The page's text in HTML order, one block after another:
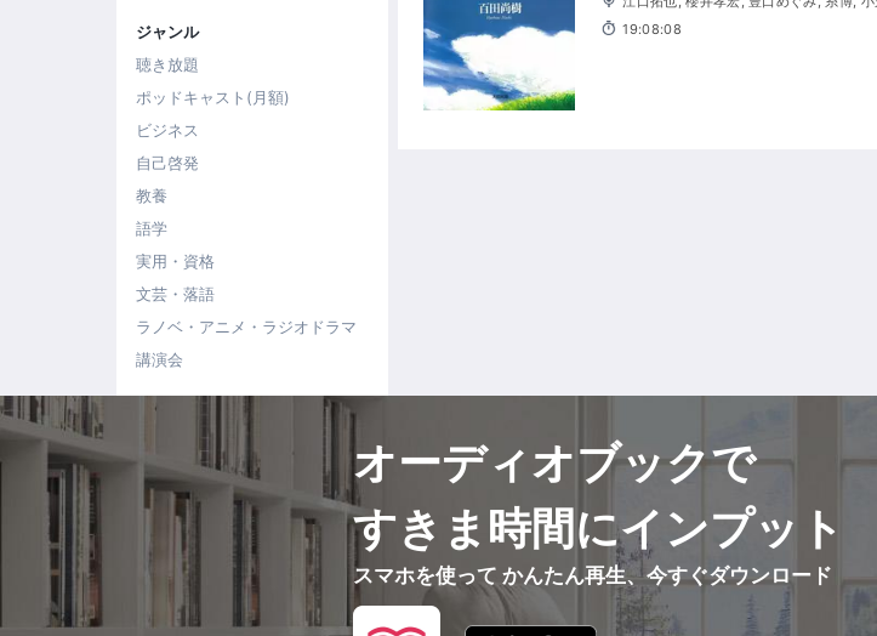
ジャンル
聴き放題
ポッドキャスト(月額)
ビジネス
自己啓発
教養
語学
実用・資格
文芸・落語
ラノベ・アニメ・ラジオドラマ
講演会
笙人, 楠見尚己, 辻親八, 側見民雄, 杉村憲司
望, 稲垣拓哉
19:08:08
オーディオブックで
すきま時間にインプット
スマホを使って かんたん再生、今すぐダウンロード